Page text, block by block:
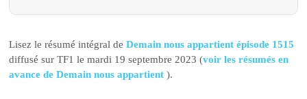
Lisez le résumé intégral deDemain nous appartient épisode 1515
diffusé sur TF1 le mardi 19 septembre 2023 (voir les résumés en
avance de Demain nous appartient).